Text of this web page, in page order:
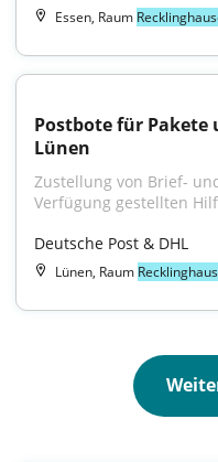
Essen, Raum
Postbote für
Lünen
Zustellung von Brief-
Verfügung gestellten
Deutsche Post & DHL
Lünen, Raum